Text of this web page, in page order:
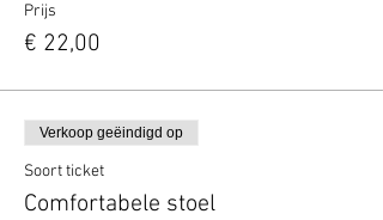
Prijs
€ 22,00
Verkoop geëindigd op
Soort ticket
Comfortabele stoel